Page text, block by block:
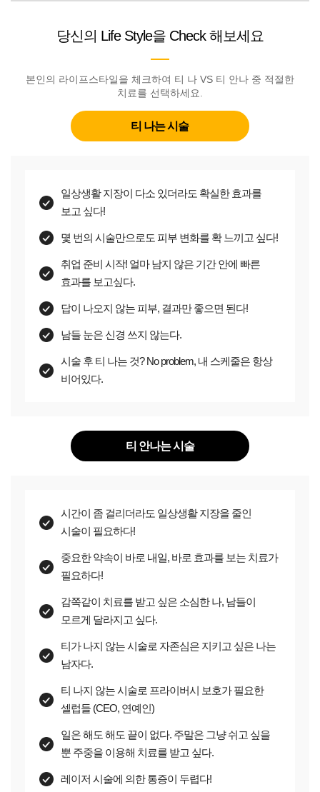
당신의 Life Style을 Check 해보세요
본인의 라이프스타일을 체크하여 티 나 VS 티 안나 중 적절한
치료를 선택하세요.
티 나는 시술
일상생활 지장이 다소 있더라도 확실한 효과를
보고 싶다!
몇 번의 시술만으로도 피부 변화를 확 느끼고 싶다!
취업 준비 시작! 얼마 남지 않은 기간 안에 빠른
효과를 보고싶다.
답이 나오지 않는 피부, 결과만 좋으면 된다!
남들 눈은 신경 쓰지 않는다.
시술 후 티 나는 것? No problem, 내 스케줄은 항상
비어있다.
티 안나는 시술
시간이 좀 걸리더라도 일상생활 지장을 줄인
시술이 필요하다!
중요한 약속이 바로 내일, 바로 효과를 보는 치료가
필요하다!
감쪽같이 치료를 받고 싶은 소심한 나, 남들이
모르게 달라지고 싶다.
티가 나지 않는 시술로 자존심은 지키고 싶은 나는
남자다.
티 나지 않는 시술로 프라이버시 보호가 필요한
셀럽들 (CEO, 연예인)
일은 해도 해도 끝이 없다. 주말은 그냥 쉬고 싶을
뿐 주중을 이용해 치료를 받고 싶다.
레이저 시술에 의한 통증이 두렵다!